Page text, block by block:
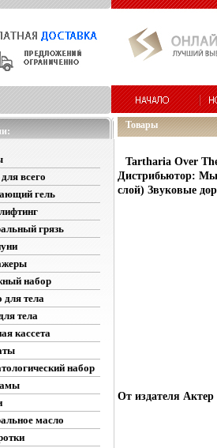
всего
гель
грязь
набор
тела
тела
кассета
набор
масло
Товары
Tartharia Over
Дистрибьютор:
слой) Звуковые
От издателя